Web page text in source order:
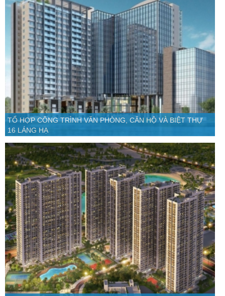
TỔ HỢP CÔNG TRÌNH VĂN PHÒNG, CĂN HỘ VÀ BIỆT THỰ
16 LÁNG HẠ